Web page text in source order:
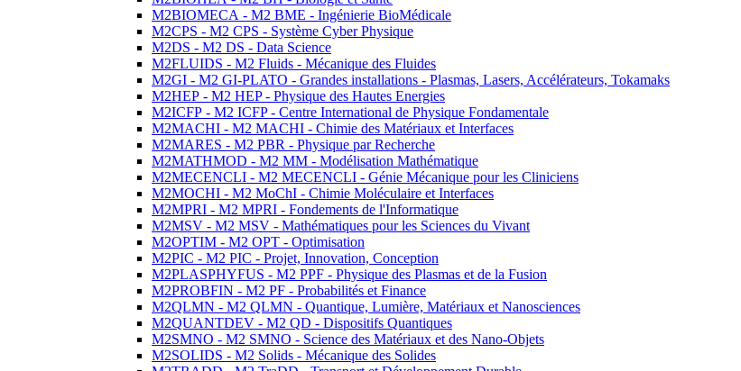
M2BIOMECA - M2 BME - Ingénierie BioMédicale
M2CPS - M2 CPS - Système Cyber Physique
M2DS - M2 DS - Data Science
M2FLUIDS - M2 Fluids - Mécanique des Fluides
M2GI - M2 GI-PLATO - Grandes installations - Plasmas, Lasers, Accélérateurs, Tokamaks
M2HEP - M2 HEP - Physique des Hautes Energies
M2ICFP - M2 ICFP - Centre International de Physique Fondamentale
M2MACHI - M2 MACHI - Chimie des Matériaux et Interfaces
M2MARES - M2 PBR - Physique par Recherche
M2MATHMOD - M2 MM - Modélisation Mathématique
M2MECENCLI - M2 MECENCLI - Génie Mécanique pour les Cliniciens
M2MOCHI - M2 MoChI - Chimie Moléculaire et Interfaces
M2MPRI - M2 MPRI - Fondements de l'Informatique
M2MSV - M2 MSV - Mathématiques pour les Sciences du Vivant
M2OPTIM - M2 OPT - Optimisation
M2PIC - M2 PIC - Projet, Innovation, Conception
M2PLASPHYFUS - M2 PPF - Physique des Plasmas et de la Fusion
M2PROBFIN - M2 PF - Probabilités et Finance
M2QLMN - M2 QLMN - Quantique, Lumière, Matériaux et Nanosciences
M2QUANTDEV - M2 QD - Dispositifs Quantiques
M2SMNO - M2 SMNO - Science des Matériaux et des Nano-Objets
M2SOLIDS - M2 Solids - Mécanique des Solides